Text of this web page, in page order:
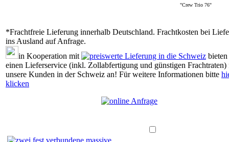
"Crew Trio 76"
*Frachtfreie Lieferung innerhalb Deutschland. Frachtkosten bei
ins Ausland auf Anfrage.
in Kooperation mit
einen Lieferservice (inkl. Zollabfertigung und günstigen Frachtraten)
unsere Kunden in der Schweiz an! Für weitere Informationen bitte
klicken